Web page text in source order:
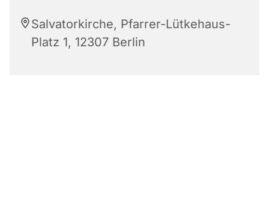
Salvatorkirche, Pfarrer-Lütkehaus-
Platz 1, 12307 Berlin